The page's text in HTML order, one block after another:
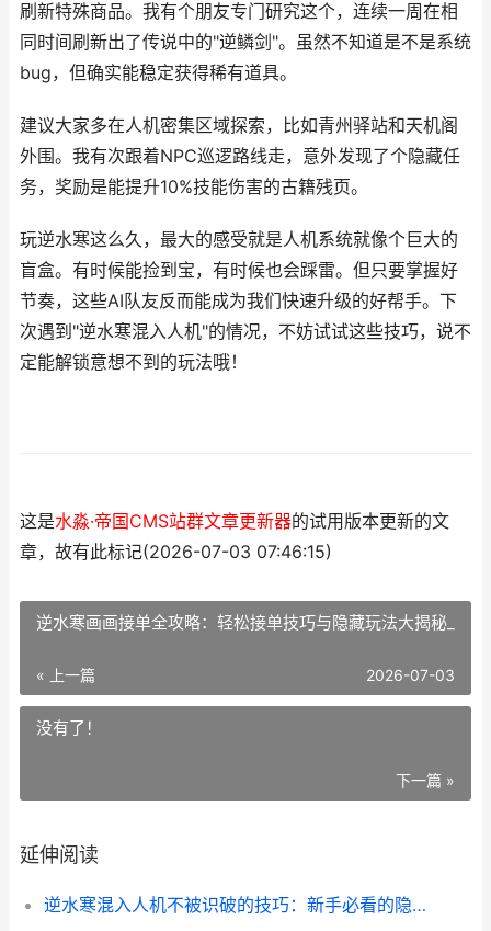
刷新特殊商品。我有个朋友专门研究这个，连续一周在相
同时间刷新出了传说中的"逆鳞剑"。虽然不知道是不是系统
bug，但确实能稳定获得稀有道具。
建议大家多在人机密集区域探索，比如青州驿站和天机阁
外围。我有次跟着NPC巡逻路线走，意外发现了个隐藏任
务，奖励是能提升10%技能伤害的古籍残页。
玩逆水寒这么久，最大的感受就是人机系统就像个巨大的
盲盒。有时候能捡到宝，有时候也会踩雷。但只要掌握好
节奏，这些AI队友反而能成为我们快速升级的好帮手。下
次遇到"逆水寒混入人机"的情况，不妨试试这些技巧，说不
定能解锁意想不到的玩法哦！
这是水淼·帝国CMS站群文章更新器的试用版本更新的文
章，故有此标记(2026-07-03 07:46:15)
逆水寒画画接单全攻略：轻松接单技巧与隐藏玩法大揭秘_
« 上一篇 2026-07-03
没有了！
下一篇 »
延伸阅读
逆水寒混入人机不被识破的技巧：新手必看的隐藏玩法指南